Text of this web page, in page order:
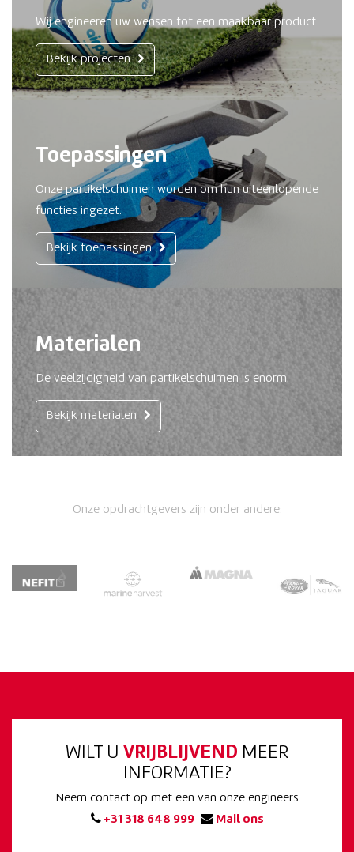
Wij engineeren uw wensen tot een maakbaar product.
Bekijk projecten
Toepassingen
Onze partikelschuimen worden om hun uiteenlopende
functies ingezet.
Bekijk toepassingen
Materialen
De veelzijdigheid van partikelschuimen is enorm.
Bekijk materialen
Onze opdrachtgevers zijn onder andere:
WILT U VRIJBLIJVEND MEER
INFORMATIE?
Neem contact op met een van onze engineers
+31 318 648 999
Mail ons